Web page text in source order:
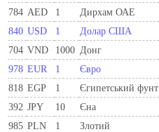
784 AED 1 Дирхам ОАЕ
840 USD 1 Долар США
704 VND 1000 Донг
978 EUR 1 Євро
818 EGP 1 Єгипетський фунт
392 JPY 10 Єна
985 PLN 1 Злотий